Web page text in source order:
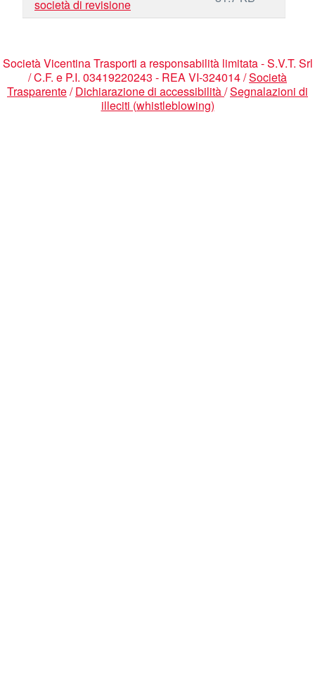
società di revisione
Società Vicentina Trasporti a responsabilità limitata - S.V.T. Srl
/ C.F. e P.I. 03419220243 - REA VI-324014 /Società
Trasparente/Dichiarazione di accessibilità/Segnalazioni di
illeciti (whistleblowing)